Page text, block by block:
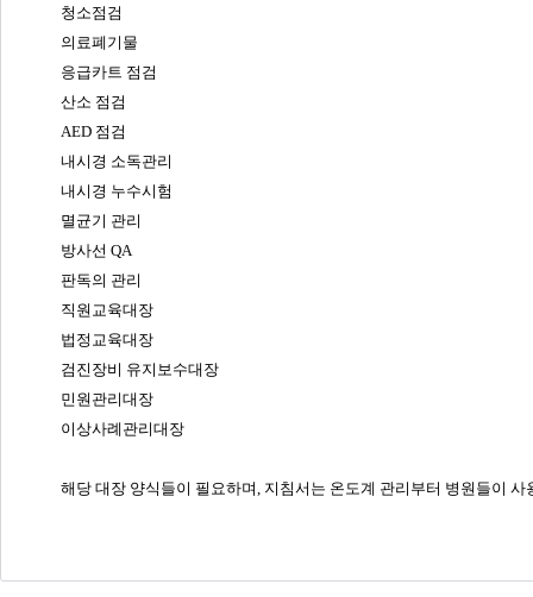
청소점검
의료폐기물
응급카트 점검
산소 점검
AED 점검
내시경 소독관리
내시경 누수시험
멸균기 관리
방사선 QA
판독의 관리
직원교육대장
법정교육대장
검진장비 유지보수대장
민원관리대장
이상사례관리대장
해당 대장 양식들이 필요하며, 지침서는 온도계 관리부터 병원들이